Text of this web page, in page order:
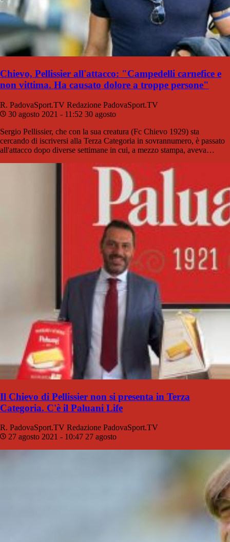
Chievo, Pellissier all'attacco: "Campedelli carnefice e
non vittima. Ha causato dolore a troppe persone"
R. PadovaSport.TV Redazione PadovaSport.TV
30 agosto 2021 - 11:52 30 agosto
Sergio Pellissier, che con la sua creatura (Fc Chievo 1929) sta
cercando di iscriversi alla Terza Categoria in sovrannumero, è passato
all'attacco dopo diverse settimane in cui, a mezzo stampa, aveva…
Il Chievo di Pellissier non si presenta in Terza
Categoria. C'è il Paluani Life
R. PadovaSport.TV Redazione PadovaSport.TV
27 agosto 2021 - 10:47 27 agosto